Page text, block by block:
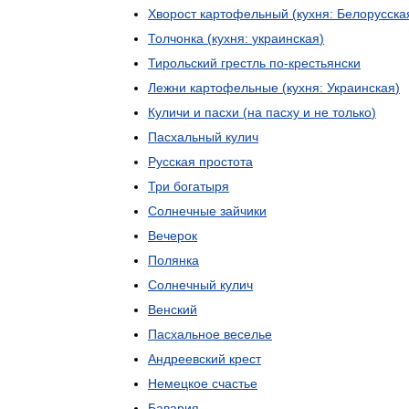
Хворост картофельный (кухня:
Толчонка (кухня: украинская)
Тирольский грестль по-крестьянски
Лежни картофельные (кухня: Украинская)
Куличи и пасхи (на пасху и не только)
Пасхальный кулич
Русская простота
Три богатыря
Солнечные зайчики
Вечерок
Полянка
Солнечный кулич
Венский
Пасхальное веселье
Андреевский крест
Немецкое счастье